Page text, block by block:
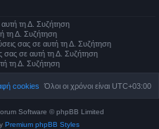
τη Δ. Συζήτηση
τη Δ. Συζήτηση
σας σε αυτή τη Δ. Συζήτηση
σας σε αυτή τη Δ. Συζήτηση
τη Δ. Συζήτηση
Όλοι οι χρόνοι είναι UTC+03:00
cookies
Software © phpBB Limited
Premium phpBB Styles